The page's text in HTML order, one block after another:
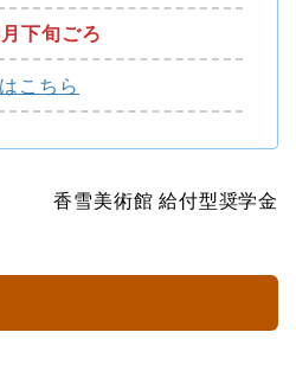
下旬ごろ
こちら
香雪美術館 給付型奨学金